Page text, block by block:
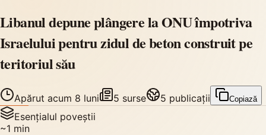
Libanul depune plângere la ONU împotriva
Israelului pentru zidul de beton construit pe
teritoriul său
Apărut acum 8 luni 5 surse 5 publicații Copiază
Esențialul poveștii
~1 min